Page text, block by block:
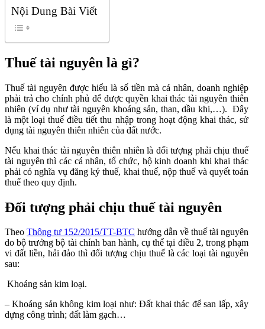
Nội Dung Bài Viết
Thuế tài nguyên là gì?
Thuế tài nguyên được hiểu là số tiền mà cá nhân, doanh nghiệp
phải trả cho chính phủ để được quyền khai thác tài nguyên thiên
nhiên (ví dụ như tài nguyên khoáng sản, than, dầu khi,…). Đây
là một loại thuế điều tiết thu nhập trong hoạt động khai thác, sử
dụng tài nguyên thiên nhiên của đất nước.
Nếu khai thác tài nguyên thiên nhiên là đối tượng phải chịu thuế
tài nguyên thì các cá nhân, tổ chức, hộ kinh doanh khi khai thác
phải có nghĩa vụ đăng ký thuế, khai thuế, nộp thuế và quyết toán
thuế theo quy định.
Đối tượng phải chịu thuế tài nguyên
Theo Thông tư 152/2015/TT-BTC hướng dẫn về thuế tài nguyên
do bộ trưởng bộ tài chính ban hành, cụ thể tại điều 2, trong phạm
vi đất liền, hải đảo thì đối tượng chịu thuế là các loại tài nguyên
sau:
Khoáng sản kim loại.
– Khoáng sản không kim loại như: Đất khai thác để san lấp, xây
dựng công trình; đất làm gạch…